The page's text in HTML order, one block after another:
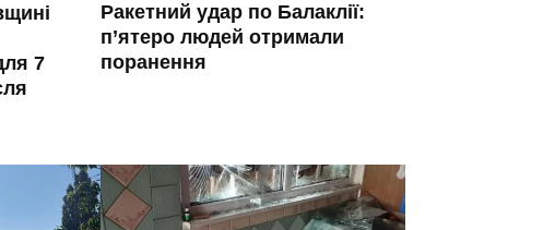
7
Ракетний удар по Балаклії:
п’ятеро людей отримали
поранення